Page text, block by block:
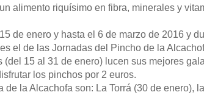
alimento riquísimo en fibra, minerales y
de enero y hasta el 6 de marzo de 2016 y
el de las Jornadas del Pincho de la
15 al 31 de enero) lucen sus mejores
los pinchos por 2 euros.
la Alcachofa son: La Torrá (30 de enero),